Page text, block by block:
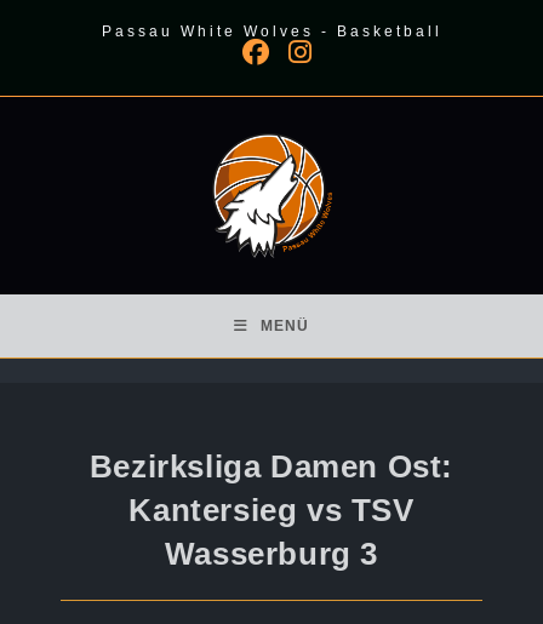
Passau White Wolves - Basketball
MENÜ
Bezirksliga Damen Ost:
Kantersieg vs TSV
Wasserburg 3